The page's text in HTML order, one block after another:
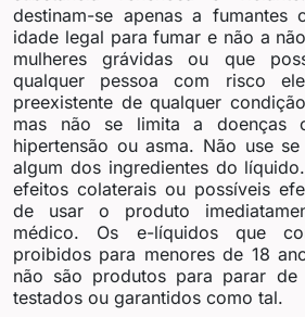
destinam-se apenas a fumantes
idade legal para fumar e não a
mulheres grávidas ou que
qualquer pessoa com risco
preexistente de qualquer
mas não se limita a doenças
hipertensão ou asma. Não use
algum dos ingredientes do
efeitos colaterais ou possíveis
de usar o produto
médico. Os e-líquidos que
proibidos para menores de 18
não são produtos para parar
testados ou garantidos como tal.